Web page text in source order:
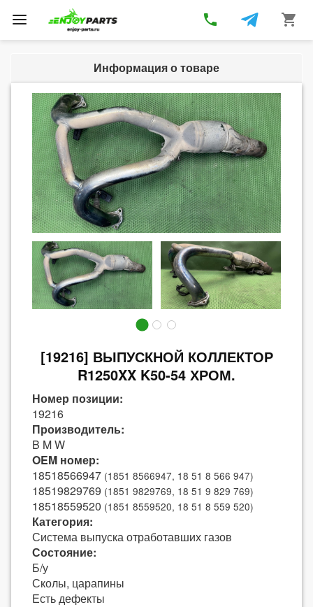
Toggle
navigation
phone shopping_cart
Информация о товаре
[19216] ВЫПУСКНОЙ КОЛЛЕКТОР
R1250XX K50-54 ХРОМ.
Номер позиции:
19216
Производитель:
B M W
OEM номер:
18518566947 (1851 8566947, 18 51 8 566 947)
18519829769 (1851 9829769, 18 51 9 829 769)
18518559520 (1851 8559520, 18 51 8 559 520)
Категория:
Система выпуска отработавших газов
Состояние:
Б/у
Сколы, царапины
Есть дефекты